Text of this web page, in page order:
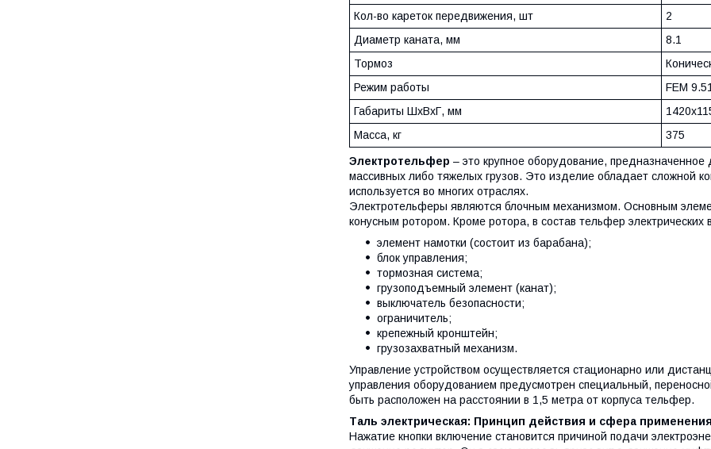
Кол-во кареток передвижения, шт
2
Диаметр каната, мм
8.1
Тормоз
Режим работы
FEM
Габариты ШхВхГ, мм
Масса, кг
375
Электротельфер – это крупное оборудование,
массивных либо тяжелых грузов. Это изделие обладает сложной
используется во многих отраслях.
Электротельферы являются блочным механизмом. Основным
конусным ротором. Кроме ротора, в состав тельфер электрических
элемент намотки (состоит из барабана);
блок управления;
тормозная система;
грузоподъемный элемент (канат);
выключатель безопасности;
ограничитель;
крепежный кронштейн;
грузозахватный механизм.
Управление устройством осуществляется стационарно или
управления оборудованием предусмотрен специальный,
быть расположен на расстоянии в 1,5 метра от корпуса тельфер.
Таль электрическая: Принцип действия и сфера применения
Нажатие кнопки включение становится причиной подачи